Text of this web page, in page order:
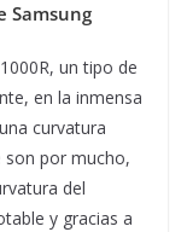
Samsung
un tipo de
en la inmensa
curvatura
son por mucho,
del
y gracias a